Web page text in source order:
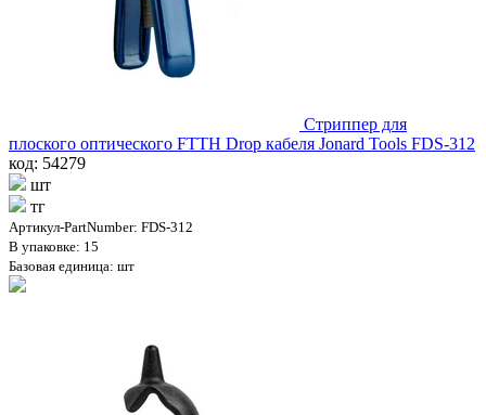
Стриппер для
плоского оптического FTTH Drop кабеля Jonard Tools FDS-312
код: 54279
шт
тг
Артикул-PartNumber: FDS-312
В упаковке: 15
Базовая единица: шт